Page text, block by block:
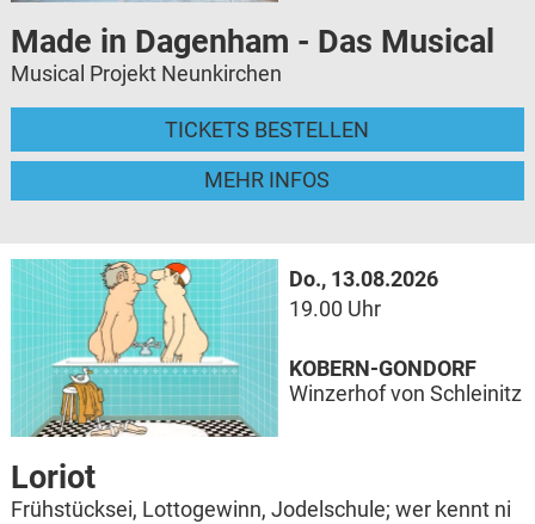
Made in Dagenham - Das Musical
Musical Projekt Neunkirchen
TICKETS BESTELLEN
MEHR INFOS
Do., 13.08.2026
19.00 Uhr
Loriot
Frühstücksei, Lottogewinn, Jodelschule; wer kennt ni
KOBERN-GONDORF
Winzerhof von Schleinitz